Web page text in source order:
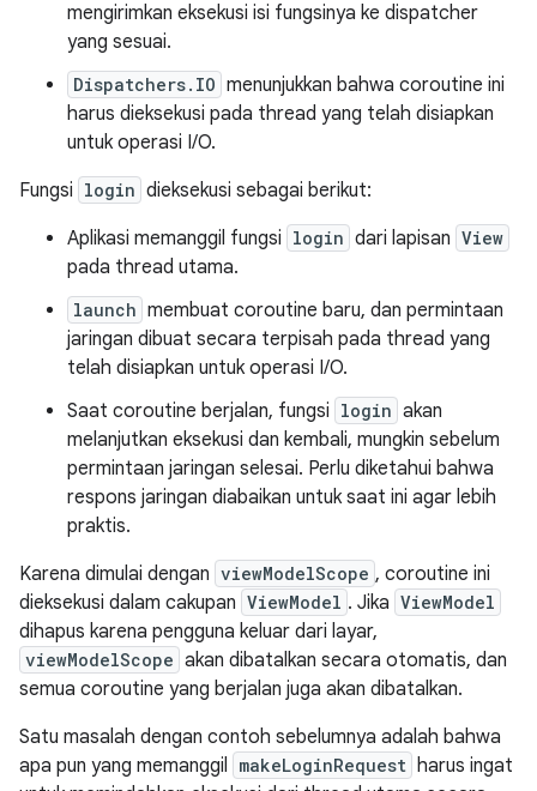
mengirimkan eksekusi isi fungsinya ke dispatcher
yang sesuai.
Dispatchers.IO menunjukkan bahwa coroutine ini
harus dieksekusi pada thread yang telah disiapkan
untuk operasi I/O.
Fungsi login dieksekusi sebagai berikut:
Aplikasi memanggil fungsi login dari lapisan View
pada thread utama.
launch membuat coroutine baru, dan permintaan
jaringan dibuat secara terpisah pada thread yang
telah disiapkan untuk operasi I/O.
Saat coroutine berjalan, fungsi login akan
melanjutkan eksekusi dan kembali, mungkin sebelum
permintaan jaringan selesai. Perlu diketahui bahwa
respons jaringan diabaikan untuk saat ini agar lebih
praktis.
Karena dimulai dengan viewModelScope , coroutine ini
dieksekusi dalam cakupan ViewModel . Jika ViewModel
dihapus karena pengguna keluar dari layar,
viewModelScope akan dibatalkan secara otomatis, dan
semua coroutine yang berjalan juga akan dibatalkan.
Satu masalah dengan contoh sebelumnya adalah bahwa
apa pun yang memanggil makeLoginRequest harus ingat